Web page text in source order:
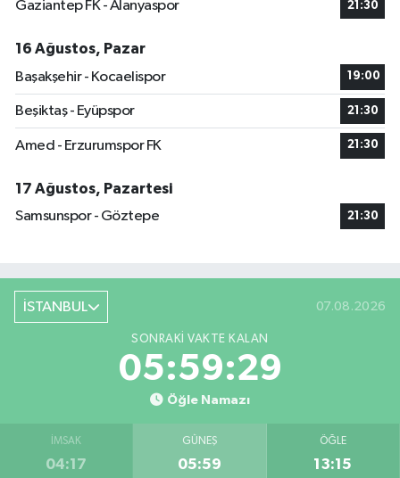
Gaziantep FK - Alanyaspor 21:30
16 Ağustos, Pazar
Başakşehir - Kocaelispor
19:00
Beşiktaş - Eyüpspor 21:30
Amed - Erzurumspor FK 21:30
17 Ağustos, Pazartesi
Samsunspor - Göztepe
21:30
İSTANBUL 07.08.2026
SONRAKI VAKTE KALAN
05:59:28
Öğle Namazı
İMSAK
04:17
GÜNEŞ
05:59
ÖĞLE
13:15